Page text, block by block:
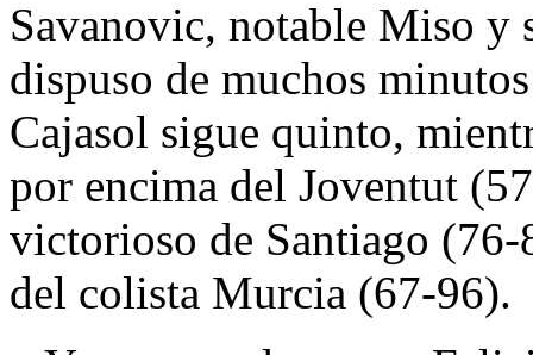
Savanovic, notable Miso y
dispuso de muchos
Cajasol sigue quinto,
por encima del Joventut
victorioso de Santiago
del colista Murcia (67-96).